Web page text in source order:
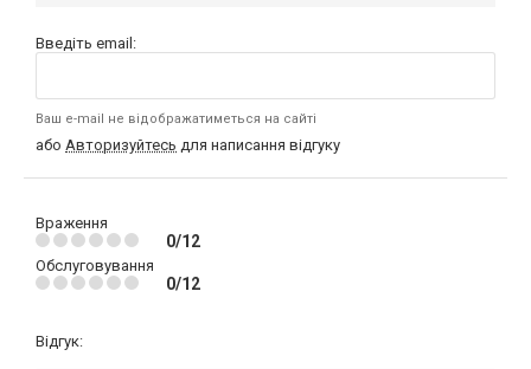
Введіть email:
Ваш e-mail не відображатиметься на сайті
або Авторизуйтесь для написання відгуку
Враження
0/12
Обслуговування
0/12
Відгук: